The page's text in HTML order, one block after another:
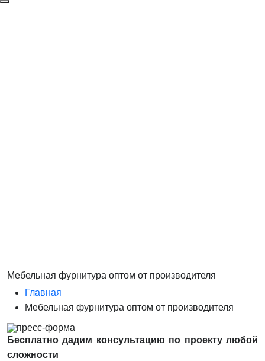
Мебельная фурнитура оптом от производителя
Главная
Мебельная фурнитура оптом от производителя
Бесплатно дадим консультацию по проекту любой
сложности